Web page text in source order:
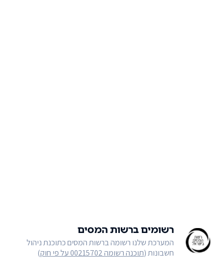
רשומים ברשות המסים
המערכת שלנו רשומה ברשות המסים כתוכנת ניהול
חשבונות (תוכנה רשומה 00215702 על פי חוק )